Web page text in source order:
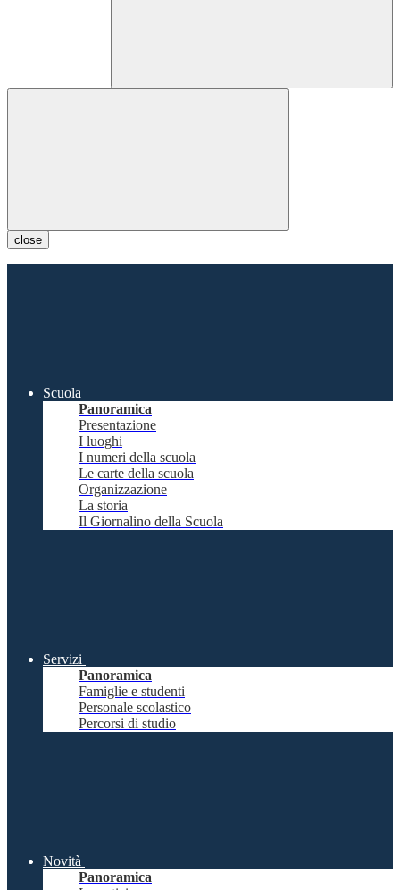
close
Scuola
Panoramica
Presentazione
I luoghi
I numeri della scuola
Le carte della scuola
Organizzazione
La storia
Il Giornalino della Scuola
Servizi
Panoramica
Famiglie e studenti
Personale scolastico
Percorsi di studio
Novità
Panoramica